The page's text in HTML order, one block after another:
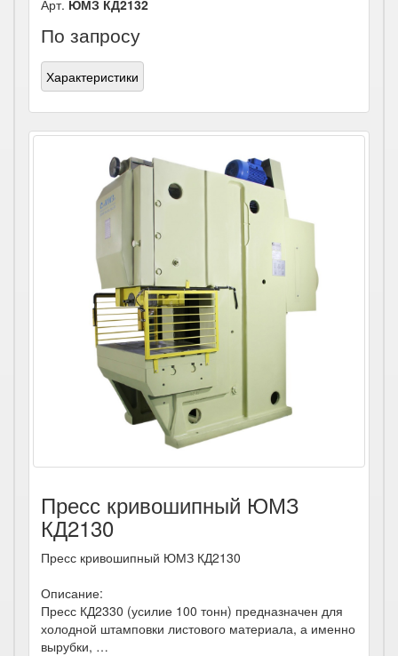
Арт. ЮМЗ КД2132
По запросу
Характеристики
Пресс кривошипный ЮМЗ
КД2130
Пресс кривошипный ЮМЗ КД2130
Описание:
Пресс КД2330 (усилие 100 тонн) предназначен для
холодной штамповки листового материала, а именно
вырубки, …